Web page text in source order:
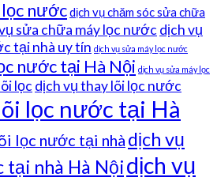
nướcdịch vụ chăm sóc sửa chữa
sửa chữa máy lọc nước dịch vụ
tại nhà uy tín dịch vụ sửa máy lọc nước
nước tại Hà Nội dịch vụ sửa máy lọc
lọc dịch vụ thay lõi lọc nước
lọc nước tại Hà
lọc nước tại nhà dịch vụ
tại nhà Hà Nộidịch vụ